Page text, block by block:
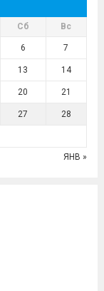
Сб Вс
6 7
13 14
20 21
27 28
ЯНВ »